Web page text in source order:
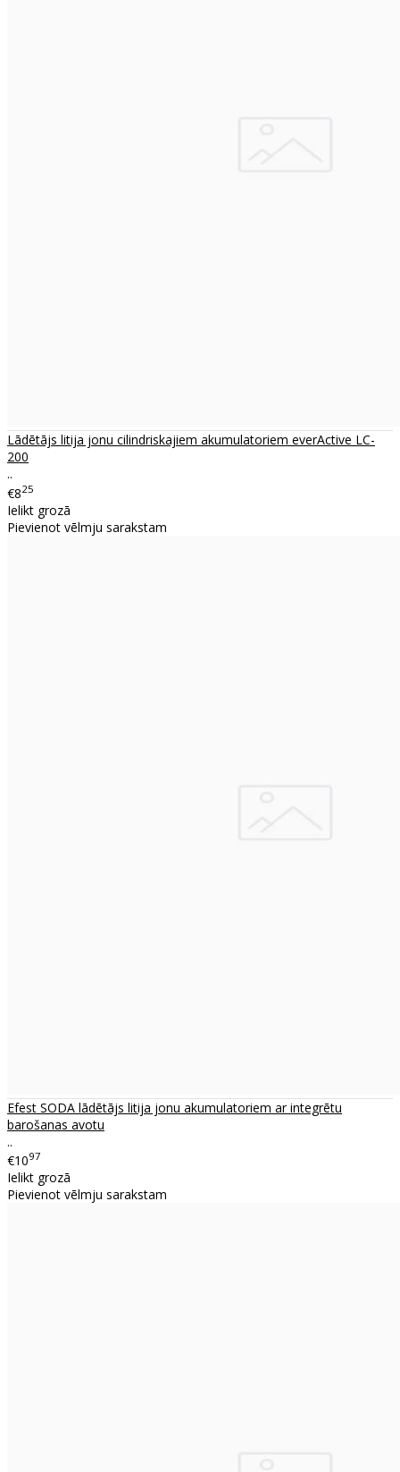
Lādētājs litija jonu cilindriskajiem akumulatoriem everActive LC-
200
..
€825
Ielikt grozā
Pievienot vēlmju sarakstam
Efest SODA lādētājs litija jonu akumulatoriem ar integrētu
barošanas avotu
..
€1097
Ielikt grozā
Pievienot vēlmju sarakstam